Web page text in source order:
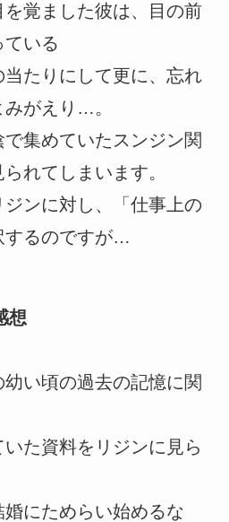
覚ました彼は、目の前
いる
たりにして更に、忘れ
がえり…。
集めていたスンジン関
れてしまいます。
ンに対し、「仕事上の
するのですが…
想
い頃の過去の記憶に関
た資料をリジンに見ら
にためらい始めるな